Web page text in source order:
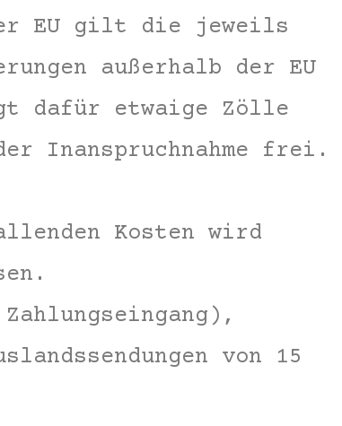
EU gilt die jeweils
außerhalb der EU
dafür etwaige Zölle
Inanspruchnahme frei.
Kosten wird
von 15